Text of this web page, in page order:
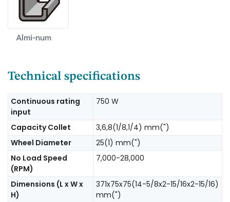
Almi-num
Technical specifications
Continuous rating
input
750 W
Capacity Collet
3,6,8(1/8,1/4) mm(")
Wheel Diameter
25(1) mm(")
No Load Speed
(RPM)
7,000-28,000
Dimensions (L x W x
H)
371x75x75(14-5/8x2-15/16x2-15/16)
mm(")